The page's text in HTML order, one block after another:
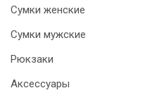
Сумки женские
Сумки мужские
Рюкзаки
Аксессуары